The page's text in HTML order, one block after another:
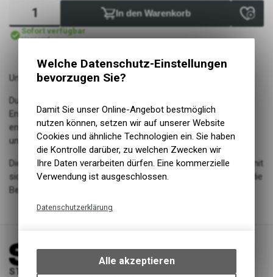
In den Warenkorb
Sofort verfügbar
Versand
Unser kompaktes Bleed-Kit in eloxiertem Aluminium.
Durch simples Aufschrauben des Tooles auf der
Entlüfungsschraube der Bremse kann diese notfallmässig
entlüftet werden. Allenfalls fehlende Flüssigkeit wird ersetzt
und eingeschlossene Luft kann entweichen.
Die Version 2.0besitzt eine Lasergravur auf dem Deckel, damit
sicher keine Verwechslung stattfindet. Das blaue Set besitzt die
Bezeichnung „Oil“ für Mineralöl.
STORY Sportwerkstatt - Thusis
Welche Datenschutz-Einstellungen
bevorzugen Sie?
Damit Sie unser Online-Angebot bestmöglich
nutzen können, setzen wir auf unserer Website
Cookies und ähnliche Technologien ein. Sie haben
die Kontrolle darüber, zu welchen Zwecken wir
Ihre Daten verarbeiten dürfen. Eine kommerzielle
Verwendung ist ausgeschlossen.
Datenschutzerklärung
bestimmte Interaktionen und
Einstellungen auf Ihrem Gerät,
Alle akzeptieren